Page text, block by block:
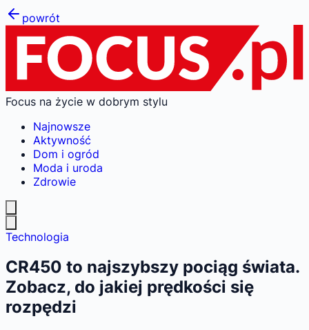
powrót
Focus na życie w dobrym stylu
Najnowsze
Aktywność
Dom i ogród
Moda i uroda
Zdrowie
Technologia
CR450 to najszybszy pociąg świata.
Zobacz, do jakiej prędkości się
rozpędzi